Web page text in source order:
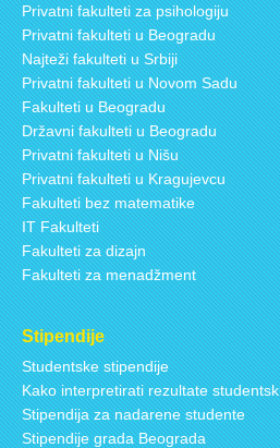
Privatni fakulteti za psihologiju
Privatni fakulteti u Beogradu
Najteži fakulteti u Srbiji
Privatni fakulteti u Novom Sadu
Fakulteti u Beogradu
Državni fakulteti u Beogradu
Privatni fakulteti u Nišu
Privatni fakulteti u Kragujevcu
Fakulteti bez matematike
IT Fakulteti
Fakulteti za dizajn
Fakulteti za menadžment
Stipendije
Studentske stipendije
Kako interpretirati rezultate
Stipendija za nadarene studente
Stipendije grada Beograda